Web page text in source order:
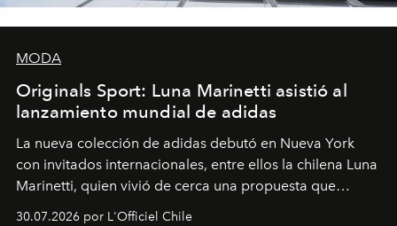
MODA
Originals Sport: Luna Marinetti asistió al
lanzamiento mundial de adidas
La nueva colección de adidas debutó en Nueva York
con invitados internacionales, entre ellos la chilena Luna
Marinetti, quien vivió de cerca una propuesta que
fusiona moda y rendimiento.
30.07.2026 por L'Officiel Chile